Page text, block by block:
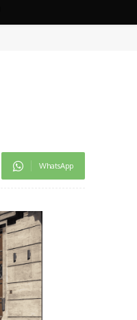
WhatsApp